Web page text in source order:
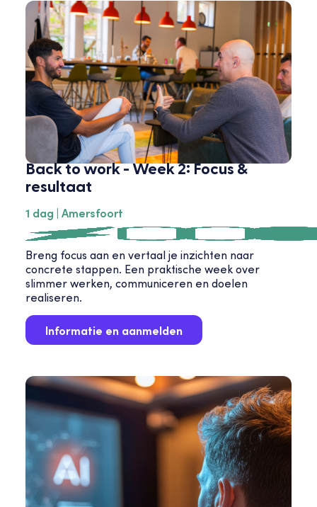
Back to work - Week 2: Focus &
resultaat
1 dag | Amersfoort
Breng focus aan en vertaal je inzichten naar
concrete stappen. Een praktische week over
slimmer werken, communiceren en doelen
realiseren.
Informatie en aanmelden